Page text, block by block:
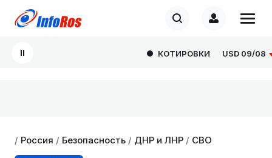
КОТИРОВКИ USD09/08
/ Россия / Безопасность / ДНР и ЛНР / СВО